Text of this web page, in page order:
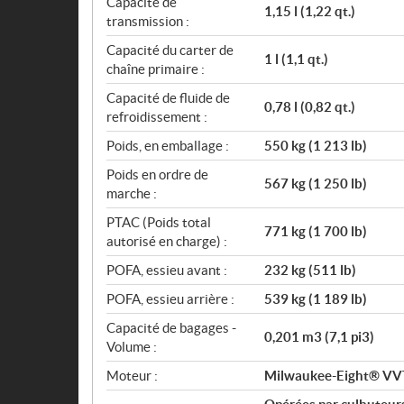
transmission :
1,15 l (1,22 qt.)
Capacité du carter de
chaîne primaire :
1 l (1,1 qt.)
Capacité de fluide de
refroidissement :
0,78 l (0,82 qt.)
Poids, en emballage :
550 kg (1 213 lb)
Poids en ordre de
marche :
567 kg (1 250 lb)
PTAC (Poids total
autorisé en charge) :
771 kg (1 700 lb)
POFA, essieu avant :
232 kg (511 lb)
POFA, essieu arrière :
539 kg (1 189 lb)
Capacité de bagages -
Volume :
0,201 m3 (7,1 pi3)
Moteur :
Milwaukee-Eight®